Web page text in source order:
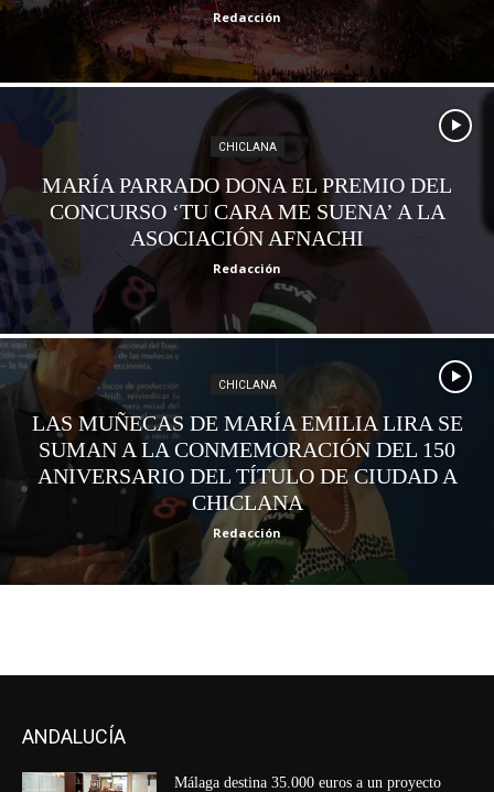
Redacción
CHICLANA
MARÍA PARRADO DONA EL PREMIO DEL
CONCURSO ‘TU CARA ME SUENA’ A LA
ASOCIACIÓN AFNACHI
Redacción
CHICLANA
LAS MUÑECAS DE MARÍA EMILIA LIRA SE
SUMAN A LA CONMEMORACIÓN DEL 150
ANIVERSARIO DEL TÍTULO DE CIUDAD A
CHICLANA
Redacción
ANDALUCÍA
Málaga destina 35.000 euros a un proyecto